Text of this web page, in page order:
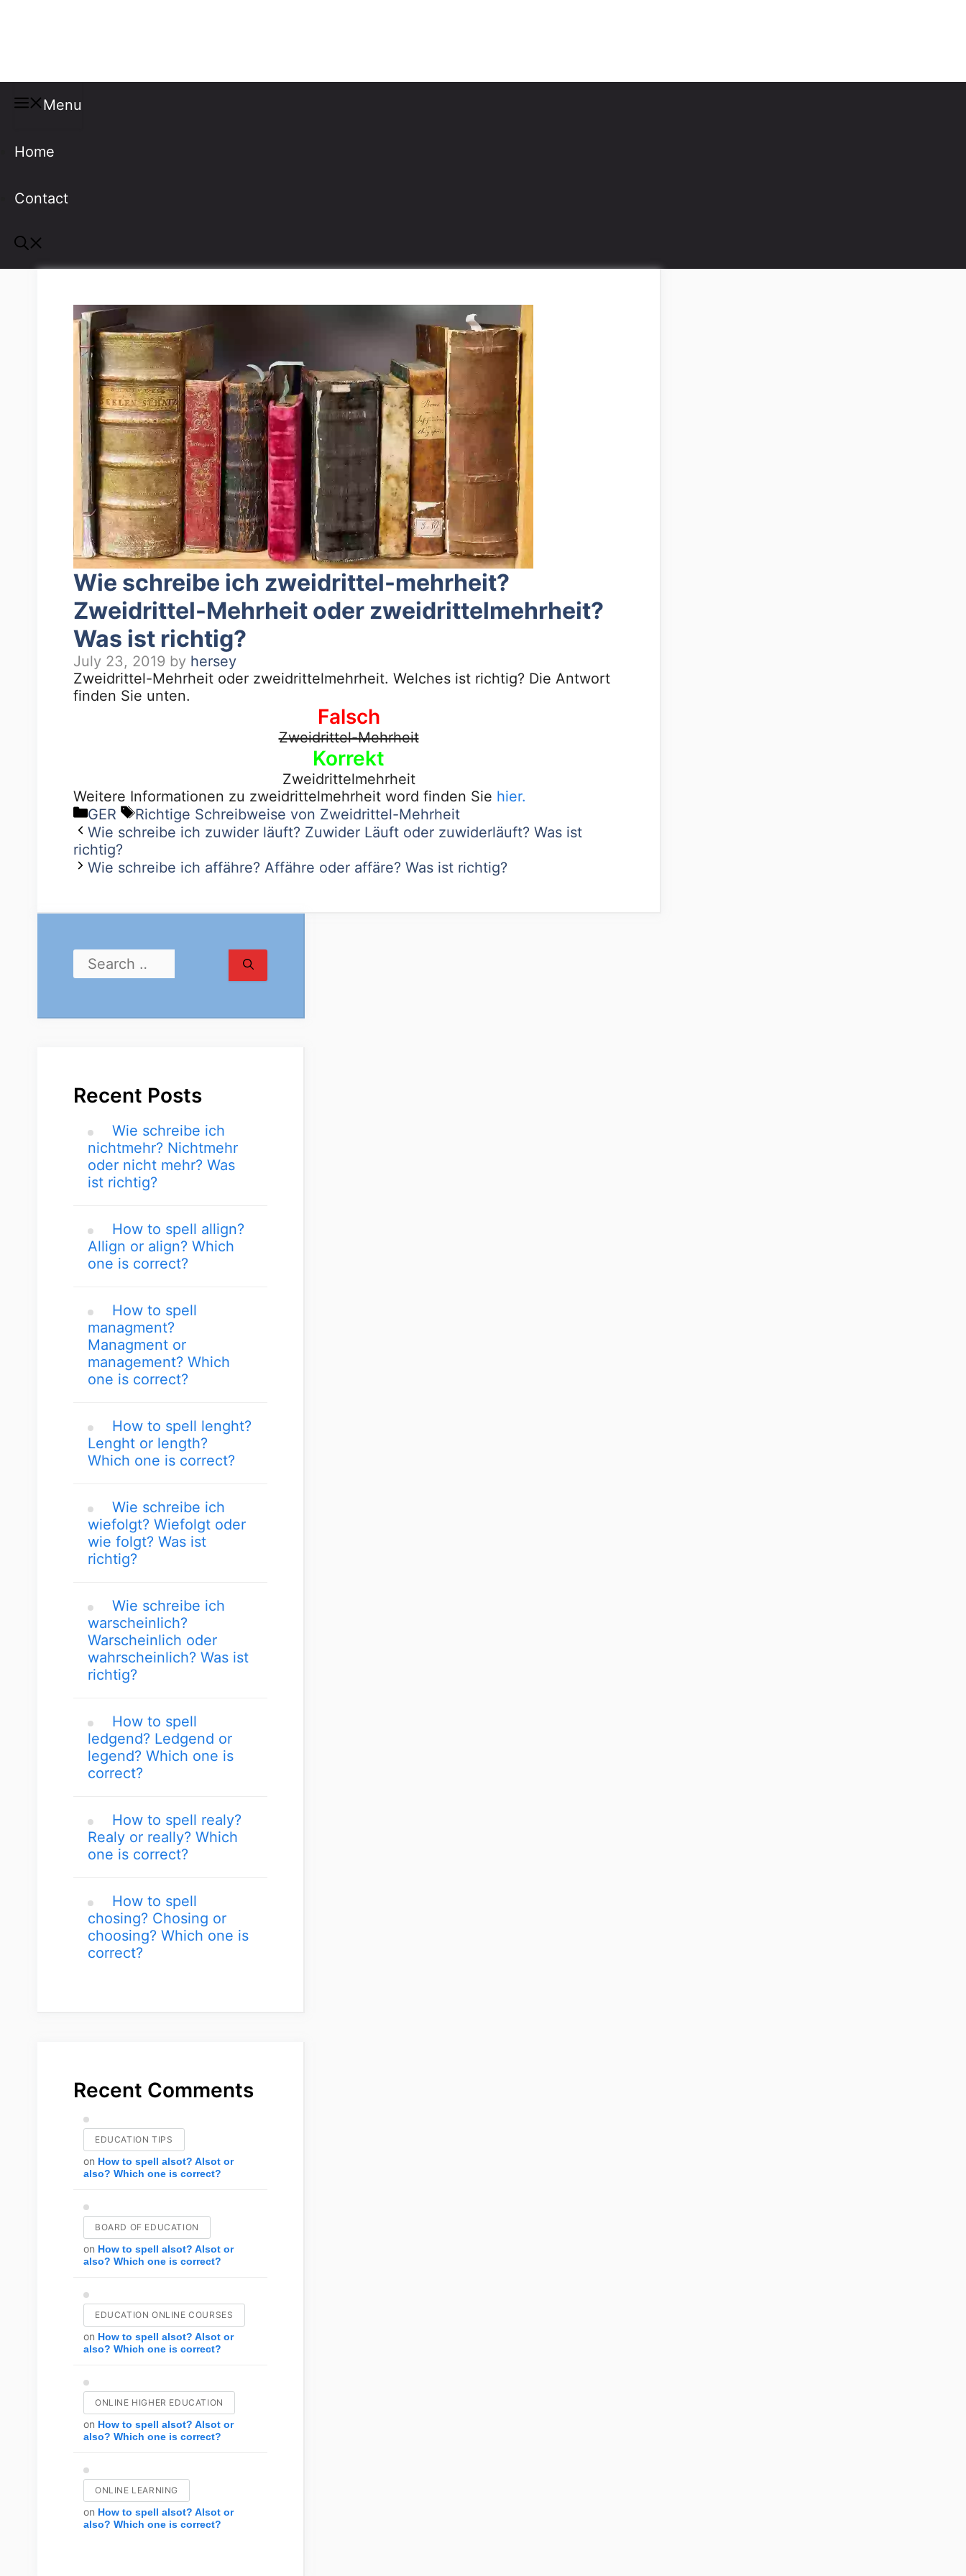
Menu
Home
Contact
Wie schreibe ich zweidrittel-mehrheit?
Zweidrittel-Mehrheit oder zweidrittelmehrheit?
Was ist richtig?
July 23, 2019 by hersey
Zweidrittel-Mehrheit oder zweidrittelmehrheit. Welches ist richtig? Die Antwort
finden Sie unten.
Falsch
Zweidrittel-Mehrheit
Korrekt
Zweidrittelmehrheit
Weitere Informationen zu zweidrittelmehrheit word finden Sie hier.
GER
Richtige Schreibweise von Zweidrittel-Mehrheit
Wie schreibe ich zuwider läuft? Zuwider Läuft oder zuwiderläuft? Was ist
richtig?
Wie schreibe ich affähre? Affähre oder affäre? Was ist richtig?
Recent Posts
Wie schreibe ich
nichtmehr? Nichtmehr
oder nicht mehr? Was
ist richtig?
How to spell allign?
Allign or align? Which
one is correct?
How to spell
managment?
Managment or
management? Which
one is correct?
How to spell lenght?
Lenght or length?
Which one is correct?
Wie schreibe ich
wiefolgt? Wiefolgt oder
wie folgt? Was ist
richtig?
Wie schreibe ich
warscheinlich?
Warscheinlich oder
wahrscheinlich? Was ist
richtig?
How to spell
ledgend? Ledgend or
legend? Which one is
correct?
How to spell realy?
Realy or really? Which
one is correct?
How to spell
chosing? Chosing or
choosing? Which one is
correct?
Recent Comments
EDUCATION TIPS
on How to spell alsot? Alsot or
also? Which one is correct?
BOARD OF EDUCATION
on How to spell alsot? Alsot or
also? Which one is correct?
EDUCATION ONLINE COURSES
on How to spell alsot? Alsot or
also? Which one is correct?
ONLINE HIGHER EDUCATION
on How to spell alsot? Alsot or
also? Which one is correct?
ONLINE LEARNING
on How to spell alsot? Alsot or
also? Which one is correct?